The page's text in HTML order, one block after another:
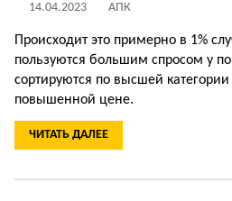
14.04.2023 АПК
Происходит это примерно в 1%
пользуются большим спросом у
сортируются по высшей
повышенной цене.
ЧИТАТЬ ДАЛЕЕ